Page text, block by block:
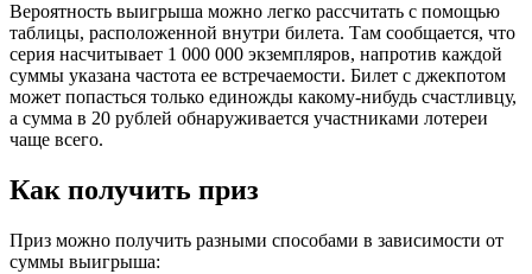
Вероятность выигрыша можно легко рассчитать с помощью
таблицы, расположенной внутри билета. Там сообщается, что
серия насчитывает 1 000 000 экземпляров, напротив каждой
суммы указана частота ее встречаемости. Билет с джекпотом
может попасться только единожды какому-нибудь счастливцу,
а сумма в 20 рублей обнаруживается участниками лотереи
чаще всего.
Как получить приз
Приз можно получить разными способами в зависимости от
суммы выигрыша: